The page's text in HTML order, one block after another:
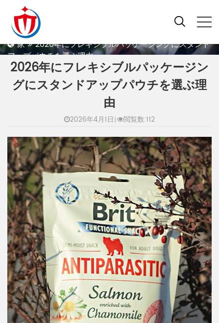
2026年にフレキシブルパッケージングにスタンドアップパウチを選ぶ理由
家
2026年にフレキシブルパッケージングにスタンド
アップパウチを選ぶ理由
2026年にフレキシブルパッケージン
グにスタンドアップパウチを選ぶ理
由
2026年4月1日 閲覧数:112